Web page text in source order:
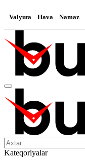
Valyuta Hava Namaz
Search…
Kateqoriyalar